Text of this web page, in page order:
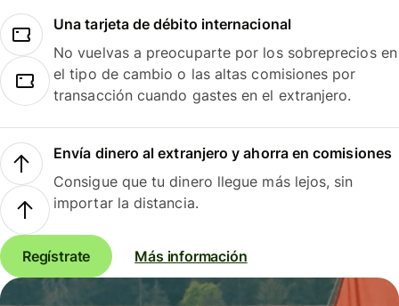
Una tarjeta de débito internacional
No vuelvas a preocuparte por los sobreprecios en
el tipo de cambio o las altas comisiones por
transacción cuando gastes en el extranjero.
Envía dinero al extranjero y ahorra en comisiones
Consigue que tu dinero llegue más lejos, sin
importar la distancia.
Regístrate Más información